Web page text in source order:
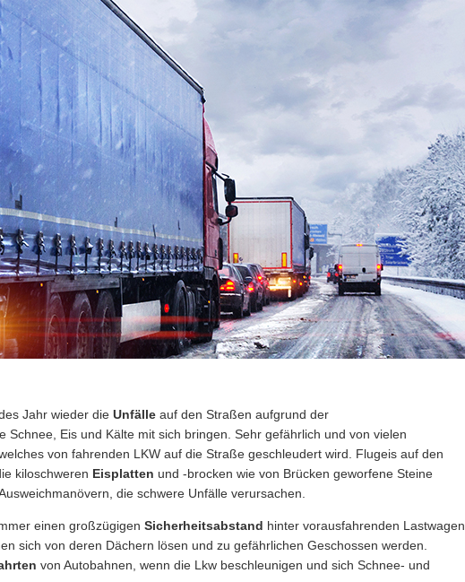
Jahr wieder die Unfälle auf den Straßen aufgrund der
Schnee, Eis und Kälte mit sich bringen. Sehr gefährlich und von vielen
von fahrenden LKW auf die Straße geschleudert wird. Flugeis auf den
kiloschweren Eisplatten und -brocken wie von Brücken geworfene Steine
die schwere Unfälle verursachen.
einen großzügigen Sicherheitsabstand hinter vorausfahrenden Lastwagen
sich von deren Dächern lösen und zu gefährlichen Geschossen werden.
von Autobahnen, wenn die Lkw beschleunigen und sich Schnee- und